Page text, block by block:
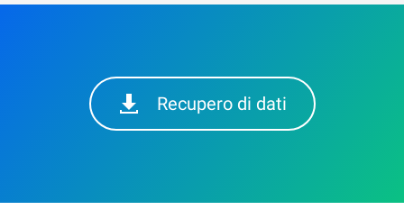
Recupero di dati